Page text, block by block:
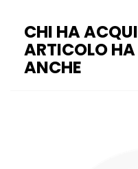
CHI HA
ARTICOLO
ANCHE